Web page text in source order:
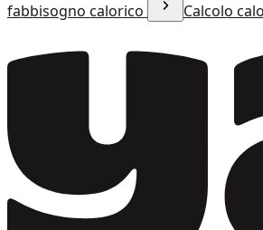
fabbisogno calorico
Calcolo